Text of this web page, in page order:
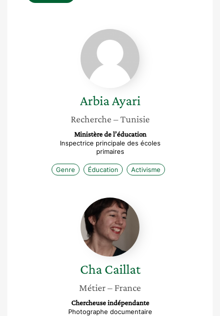
Arbia
Ayari
ArbiaAyari
Recherche – Tunisie
Ministère de l’éducation
Inspectrice principale des écoles
primaires
Genre Éducation Activisme
Cha
Caillat
Cha Caillat
Métier– France
Chercheuse indépendante
Photographe documentaire